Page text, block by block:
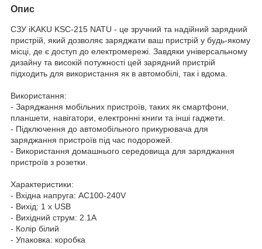
Опис
СЗУ iKAKU KSC-215 NATU - це зручний та надійний зарядний
пристрій, який дозволяє заряджати ваш пристрій у будь-якому
місці, де є доступ до електромережі. Завдяки універсальному
дизайну та високій потужності цей зарядний пристрій
підходить для використання як в автомобілі, так і вдома.
Використання:
- Заряджання мобільних пристроїв, таких як смартфони,
планшети, навігатори, електронні книги та інші гаджети.
- Підключення до автомобільного прикурювача для
заряджання пристроїв під час подорожей.
- Використання домашнього середовища для заряджання
пристроїв з розетки.
Характеристики:
- Вхідна напруга: AC100-240V
- Вихід: 1 x USB
- Вихідний струм: 2.1A
- Колір білий
- Упаковка: коробка